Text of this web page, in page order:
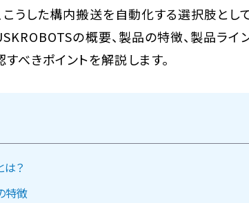
うした構内搬送を自動化する選択肢とし
の概要、製品の特徴、製品ライ
べきポイントを解説します。
？
特徴